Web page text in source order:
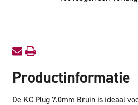
Productinformatie
De KC Plug 7.0mm Bruin is ideaal